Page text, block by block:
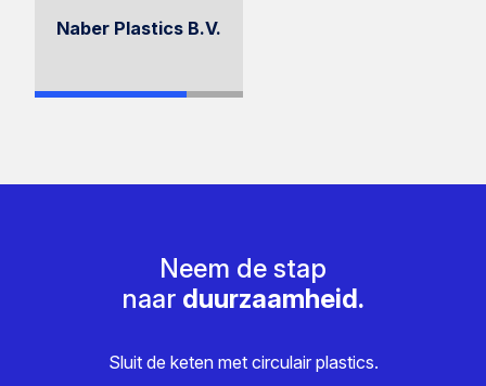
Naber Plastics B.V.
Neem de stap
naar duurzaamheid.
Sluit de keten met circulair plastics.